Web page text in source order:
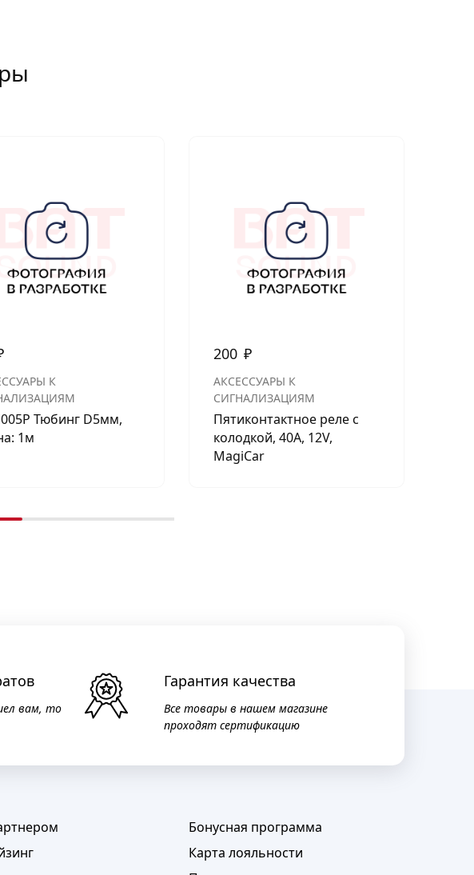
К
Тюбинг D5мм,
1м
200 ₽
АКСЕССУАРЫ К
СИГНАЛИЗАЦИЯМ
Пятиконтактное реле с
колодкой, 40А, 12V,
MagiCar
вам, то
Гарантия качества
Все товары в нашем магазине
проходят сертификацию
Бонусная программа
Карта лояльности